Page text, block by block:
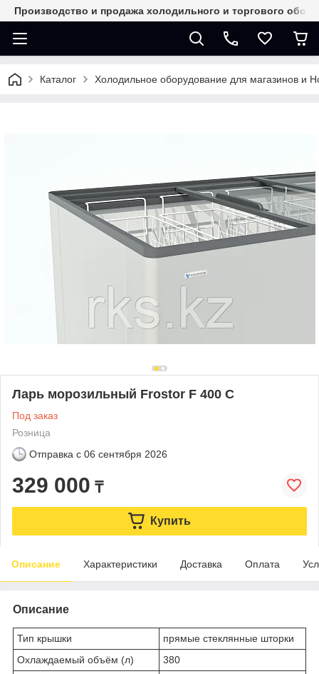
Производство и продажа холодильного и торгового
Каталог Холодильное оборудование для магазинов и
Ларь морозильный Frostor F 400 C
Под заказ
Розница
Отправка с 06 сентября 2026
329 000 ₸
Купить
Описание Характеристики Доставка Оплата
Описание
Тип крышки
прямые стеклянные шторки
Охлаждаемый объём (л)
380